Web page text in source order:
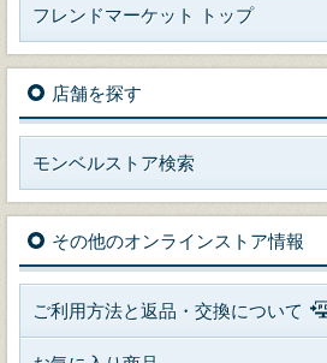
フレンドマーケット トップ
店舗を探す
モンベルストア検索
その他のオンラインストア情報
ご利用方法と返品・交換について